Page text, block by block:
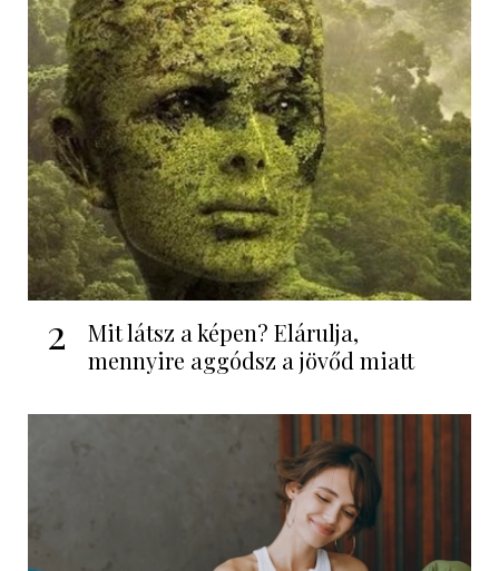
2
Mit látsz a képen? Elárulja,
mennyire aggódsz a jövőd miatt